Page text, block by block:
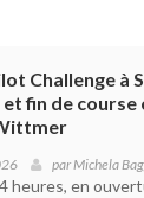
Challenge à
et fin de
parMichela
heures, en